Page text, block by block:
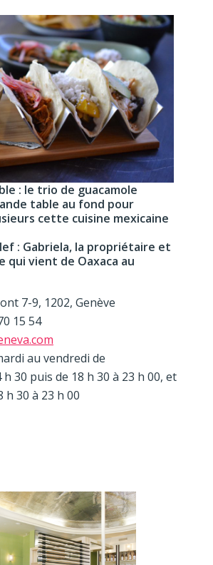
: le trio de guacamole
table au fond pour
cette cuisine mexicaine
: Gabriela, la propriétaire et
qui vient de Oaxaca au
7-9, 1202, Genève
15 54
au vendredi de
h 30 puis de 18 h 30 à 23 h 00, et
h 30 à 23 h 00